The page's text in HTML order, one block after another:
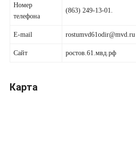
Номер
телефона
(863) 249-13-01.
E-mail rostumvd61odir@mvd.ru
Сайт ростов.61.мвд.рф
Карта